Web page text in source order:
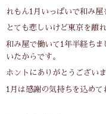
れもん1月いっぱいで和み屋
とても悲しいけど東京を離
和み屋で働いて1年半経ち
いたからです。
ホントにありがとうございま
1月は感謝の気持ちを込めて